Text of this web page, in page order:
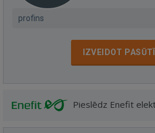
profins
IZVEIDOT
Pieslēdz Enefit